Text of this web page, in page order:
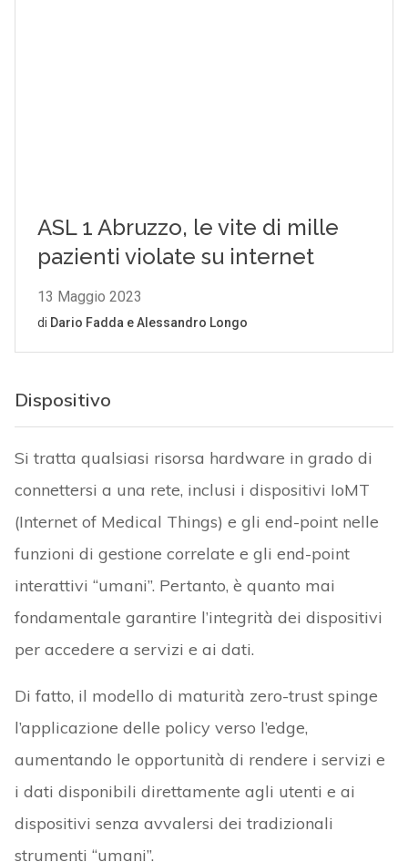
Si tratta qualsiasi risorsa hardware in grado di
connettersi a una rete, inclusi i dispositivi IoMT
(Internet of Medical Things) e gli end-point nelle
funzioni di gestione correlate e gli end-point
interattivi “umani”. Pertanto, è quanto mai
fondamentale garantire l’integrità dei dispositivi
per accedere a servizi e ai dati.
Di fatto, il modello di maturità zero-trust spinge
l’applicazione delle policy verso l’edge,
aumentando le opportunità di rendere i servizi e
i dati disponibili direttamente agli utenti e ai
dispositivi senza avvalersi dei tradizionali
strumenti “umani”.
di gestione della sicurezza dei dispositivi medici
connessi e, precisamente:
Mancanza di una chiara visibilità dei
dispositivi medici e comprensione della loro
esposizione al rischio.